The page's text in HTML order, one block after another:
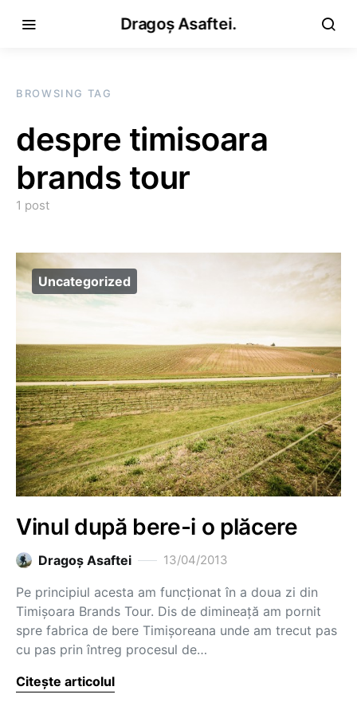
Dragoș Asaftei.
BROWSING TAG
despre timisoara
brands tour
1 post
Uncategorized
Vinul după bere-i o plăcere
Dragoş Asaftei 13/04/2013
Pe principiul acesta am funcționat în a doua zi din
Timișoara Brands Tour. Dis de dimineață am pornit
spre fabrica de bere Timișoreana unde am trecut pas
cu pas prin întreg procesul de…
Citește articolul